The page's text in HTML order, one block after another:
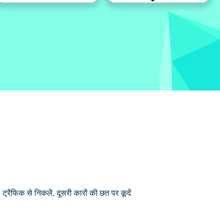
ट्रैफिक से निकलें, दूसरी कारों की छत पर कूदें